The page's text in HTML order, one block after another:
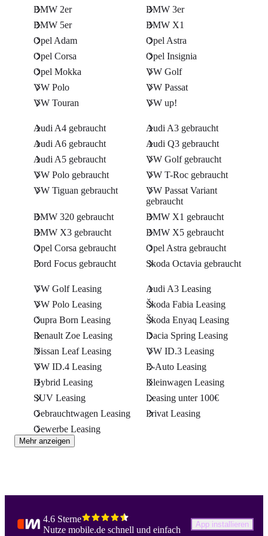
BMW 2er
BMW 3er
BMW 5er
BMW X1
Opel Adam
Opel Astra
Opel Corsa
Opel Insignia
Opel Mokka
VW Golf
VW Polo
VW Passat
VW Touran
VW up!
Audi A4 gebraucht
Audi A3 gebraucht
Audi A6 gebraucht
Audi Q3 gebraucht
Audi A5 gebraucht
VW Golf gebraucht
VW Polo gebraucht
VW T-Roc gebraucht
VW Tiguan gebraucht
VW Passat Variant
gebraucht
BMW 320 gebraucht
BMW X1 gebraucht
BMW X3 gebraucht
BMW X5 gebraucht
Opel Corsa gebraucht
Opel Astra gebraucht
Ford Focus gebraucht
Skoda Octavia gebraucht
VW Golf Leasing
Audi A3 Leasing
VW Polo Leasing
Škoda Fabia Leasing
Cupra Born Leasing
Škoda Enyaq Leasing
Renault Zoe Leasing
Dacia Spring Leasing
Nissan Leaf Leasing
VW ID.3 Leasing
VW ID.4 Leasing
E-Auto Leasing
Hybrid Leasing
Kleinwagen Leasing
SUV Leasing
Leasing unter 100€
Gebrauchtwagen Leasing
Privat Leasing
Gewerbe Leasing
Mehr anzeigen
4.6 Sterne
Nutze mobile.de schnell und einfach
App installieren